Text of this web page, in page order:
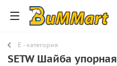
E - категория
SETW Шайба упорная